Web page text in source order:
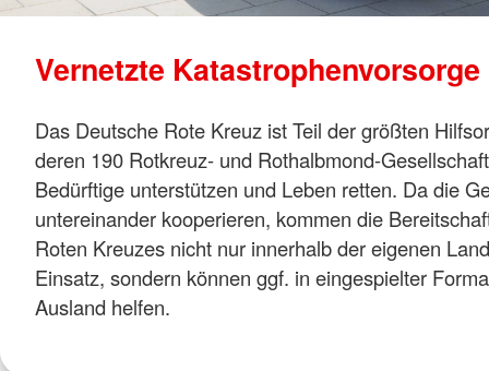
Vernetzte Katastrophenvorsorge
Das Deutsche Rote Kreuz ist Teil der größten
deren 190 Rotkreuz- und Rothalbmond-
Bedürftige unterstützen und Leben retten. Da die
untereinander kooperieren, kommen die
Roten Kreuzes nicht nur innerhalb der eigenen
Einsatz, sondern können ggf. in eingespielter
Ausland helfen.